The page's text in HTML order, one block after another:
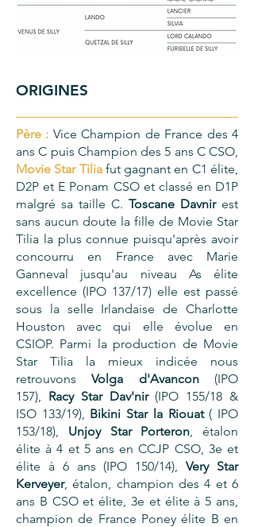
ORIGINES
Père : Vice Champion de France des 4
ans C puis Champion des 5 ans C CSO,
Movie Star Tiliafut gagnant en C1 élite,
D2P et E Ponam CSO et classé en D1P
malgré sa taille C. Toscane Davnirest
sans aucun doute la fille de Movie Star
Tilia la plus connue puisqu'après avoir
concourru en France avec Marie
Ganneval jusqu'au niveau As élite
excellence (IPO 137/17) elle est passé
sous la selle Irlandaise de Charlotte
Houston avec qui elle évolue en
CSIOP. Parmi la production de Movie
Star Tilia la mieux indicée nous
retrouvonsVolga d'Avancon(IPO
157), Racy Star Dav'nir(IPO 155/18 &
ISO 133/19), Bikini Star la Riouat( IPO
153/18), Unjoy Star Porteron , étalon
élite à 4 et 5 ans en CCJP CSO, 3e et
élite à 6 ans (IPO 150/14),Very Star
Kerveyer, étalon, champion des 4 et 6
ans B CSO et élite, 3e et élite à 5 ans,
champion de France Poney élite B en